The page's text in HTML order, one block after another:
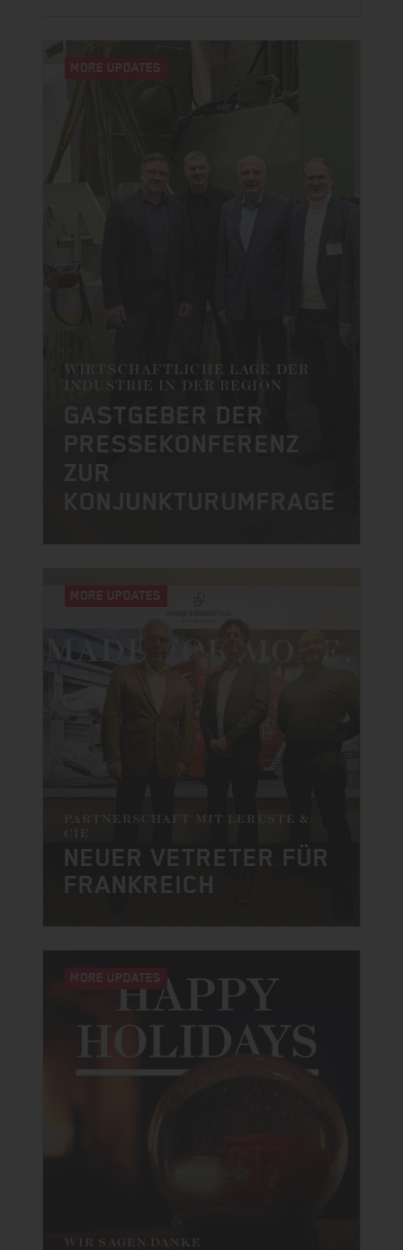
MORE UPDATES
WIRTSCHAFTLICHE LAGE DER
INDUSTRIE IN DER REGION
GASTGEBER DER
PRESSEKONFERENZ
ZUR
KONJUNKTURUMFRAGE
MORE UPDATES
PARTNERSCHAFT MIT LERUSTE &
NEUER VETRETER FÜR
FRANKREICH
MORE UPDATES
WIR SAGEN DANKE